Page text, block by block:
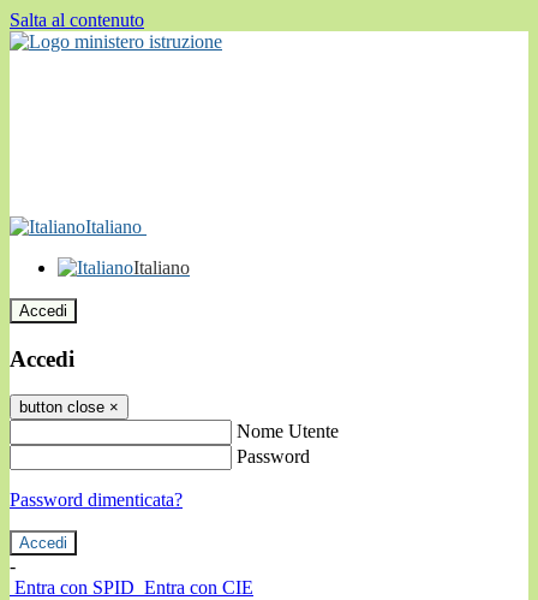
Salta al contenuto
Italiano
Italiano
Accedi
Accedi
button close ×
Nome Utente
Password
Password dimenticata?
-
Entra con SPID Entra con CIE